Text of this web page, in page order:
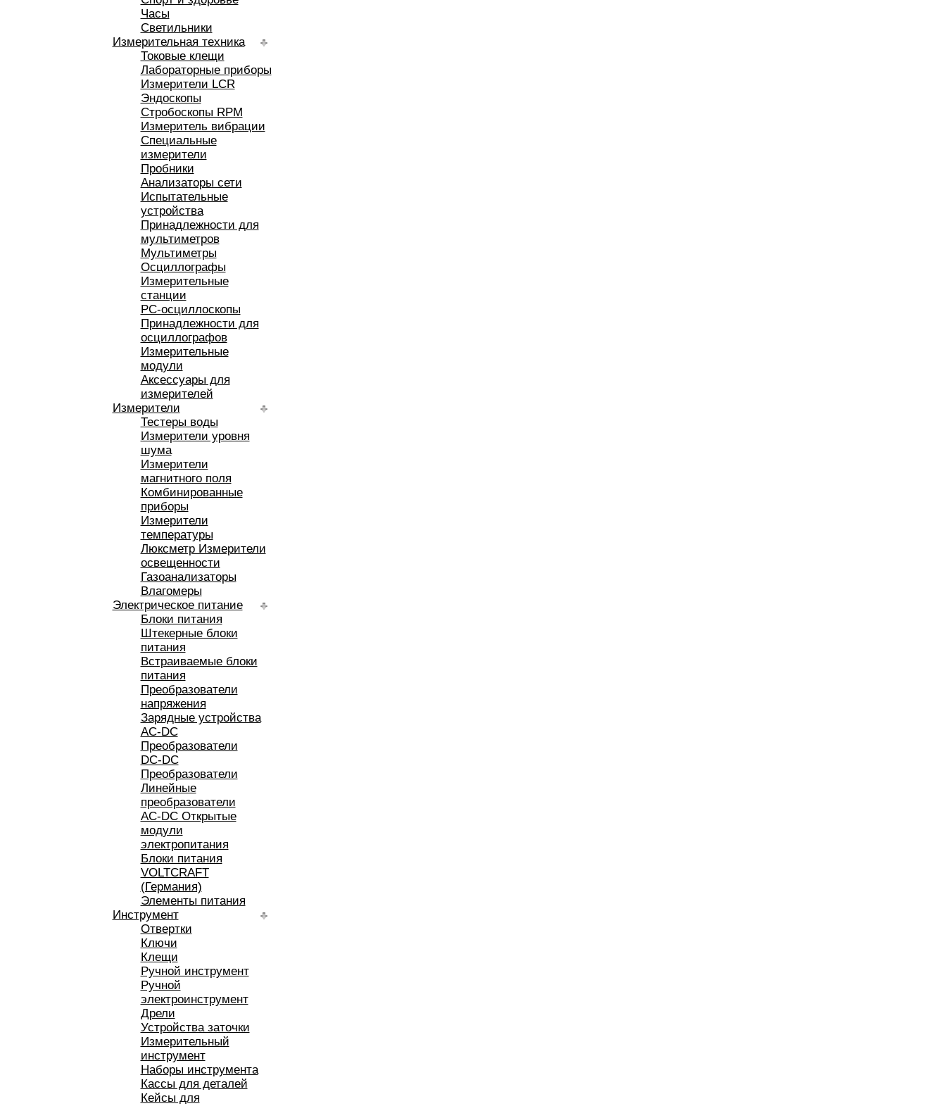
Часы
Светильники
Измерительная техника
Токовые клещи
Лабораторные приборы
Измерители LCR
Эндоскопы
Стробоскопы RPM
Измеритель вибрации
Специальные
измерители
Пробники
Анализаторы сети
Испытательные
устройства
Принадлежности для
мультиметров
Мультиметры
Осциллографы
Измерительные
станции
РС-осциллоскопы
Принадлежности для
осциллографов
Измерительные
модули
Аксессуары для
измерителей
Измерители
Тестеры воды
Измерители уровня
шума
Измерители
магнитного поля
Комбинированные
приборы
Измерители
температуры
Люксметр Измерители
освещенности
Газоанализаторы
Влагомеры
Электрическое питание
Блоки питания
Штекерные блоки
питания
Встраиваемые блоки
питания
Преобразователи
напряжения
Зарядные устройства
AC-DC
Преобразователи
DC-DC
Преобразователи
Линейные
преобразователи
AC-DC Открытые
модули
электропитания
Блоки питания
VOLTCRAFT
(Германия)
Элементы питания
Инструмент
Отвертки
Ключи
Клещи
Ручной инструмент
Ручной
электроинструмент
Дрели
Устройства заточки
Измерительный
инструмент
Наборы инструмента
Кассы для деталей
Кейсы для